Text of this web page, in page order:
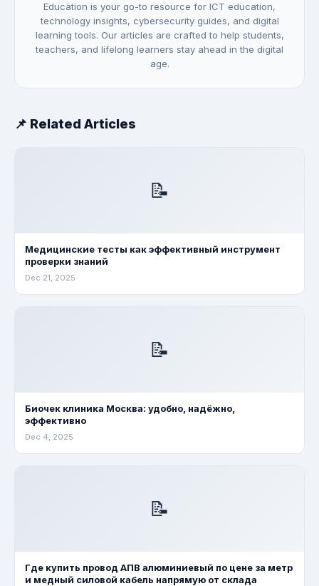
Education is your go-to resource for ICT education,
technology insights, cybersecurity guides, and digital
learning tools. Our articles are crafted to help students,
teachers, and lifelong learners stay ahead in the digital
age.
📌 Related Articles
📝
Медицинские тесты как эффективный инструмент
проверки знаний
Dec 21, 2025
📝
Биочек клиника Москва: удобно, надёжно,
эффективно
Dec 4, 2025
📝
Где купить провод АПВ алюминиевый по цене за метр
и медный силовой кабель напрямую от склада